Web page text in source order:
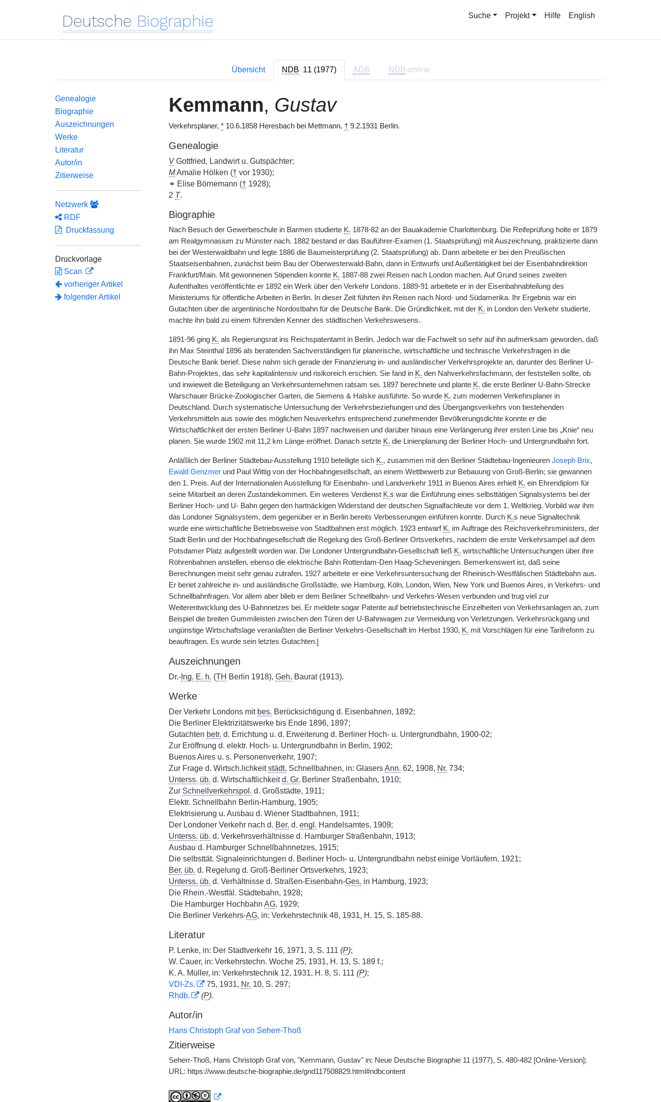
Deutsche Biographie Suche Projekt Hilfe English
Übersicht NDB 11 (1977) ADB NDB-online
Genealogie
Biographie
Auszeichnungen
Werke
Literatur
Autor/in
Zitierweise
Netzwerk
RDF
Druckfassung
Druckvorlage
Scan
vorheriger Artikel
folgender Artikel
Kemmann, Gustav
Verkehrsplaner, *10.6.1858 Heresbach bei Mettmann, †9.2.1931 Berlin.
Genealogie
VGottfried, Landwirt u. Gutspächter;
MAmalie Hölken († vor 1930);
⚭ Elise Börnemann († 1928);
2 T.
Biographie
Nach Besuch der Gewerbeschule in Barmen studierte K. 1878-82 an der Bauakademie Charlottenburg. Die Reifeprüfung holte er 1879
am Realgymnasium zu Münster nach. 1882 bestand er das Bauführer-Examen (1. Staatsprüfung) mit Auszeichnung, praktizierte dann
bei der Westerwaldbahn und legte 1886 die Baumeisterprüfung (2. Staatsprüfung) ab. Dann arbeitete er bei den Preußischen
Staatseisenbahnen, zunächst beim Bau der Oberwesterwald-Bahn, dann in Entwurfs und Außentätigkeit bei der Eisenbahndirektion
Frankfurt/Main. Mit gewonnenen Stipendien konnte K. 1887-88 zwei Reisen nach London machen. Auf Grund seines zweiten
Aufenthaltes veröffentlichte er 1892 ein Werk über den Verkehr Londons. 1889-91 arbeitete er in der Eisenbahnabteilung des
Ministeriums für öffentliche Arbeiten in Berlin. In dieser Zeit führten ihn Reisen nach Nord- und Südamerika. Ihr Ergebnis war ein
Gutachten über die argentinische Nordostbahn für die Deutsche Bank. Die Gründlichkeit, mit der K. in London den Verkehr studierte,
machte ihn bald zu einem führenden Kenner des städtischen Verkehrswesens.
1891-96 ging K. als Regierungsrat ins Reichspatentamt in Berlin. Jedoch war die Fachwelt so sehr auf ihn aufmerksam geworden, daß
ihn Max Steinthal 1896 als beratenden Sachverständigen für planerische, wirtschaftliche und technische Verkehrsfragen in die
Deutsche Bank berief. Diese nahm sich gerade der Finanzierung in- und ausländischer Verkehrsprojekte an, darunter des Berliner U-
Bahn-Projektes, das sehr kapitalintensiv und risikoreich erschien. Sie fand in K. den Nahverkehrsfachmann, der feststellen sollte, ob
und inwieweit die Beteiligung an Verkehrsunternehmen ratsam sei. 1897 berechnete und plante K. die erste Berliner U-Bahn-Strecke
Warschauer Brücke-Zoologischer Garten, die Siemens & Halske ausführte. So wurde K. zum modernen Verkehrsplaner in
Deutschland. Durch systematische Untersuchung der Verkehrsbeziehungen und des Übergangsverkehrs von bestehenden
Verkehrsmitteln aus sowie des möglichen Neuverkehrs entsprechend zunehmender Bevölkerungsdichte konnte er die
Wirtschaftlichkeit der ersten Berliner U-Bahn 1897 nachweisen und darüber hinaus eine Verlängerung ihrer ersten Linie bis „Knie“ neu
planen. Sie wurde 1902 mit 11,2 km Länge eröffnet. Danach setzte K. die Linienplanung der Berliner Hoch- und Untergrundbahn fort.
Anläßlich der Berliner Städtebau-Ausstellung 1910 beteiligte sich K., zusammen mit den Berliner Städtebau-Ingenieuren Joseph Brix,
Ewald Genzmerund Paul Wittig von der Hochbahngesellschaft, an einem Wettbewerb zur Bebauung von Groß-Berlin; sie gewannen
den 1. Preis. Auf der Internationalen Ausstellung für Eisenbahn- und Landverkehr 1911 in Buenos Aires erhielt K. ein Ehrendiplom für
seine Mitarbeit an deren Zustandekommen. Ein weiteres Verdienst K.s war die Einführung eines selbsttätigen Signalsystems bei der
Berliner Hoch- und U- Bahn gegen den hartnäckigen Widerstand der deutschen Signalfachleute vor dem 1. Weltkrieg. Vorbild war ihm
das Londoner Signalsystem, dem gegenüber er in Berlin bereits Verbesserungen einführen konnte. Durch K.s neue Signaltechnik
wurde eine wirtschaftliche Betriebsweise von Stadtbahnen erst möglich. 1923 entwarf K. im Auftrage des Reichsverkehrsministers, der
Stadt Berlin und der Hochbahngesellschaft die Regelung des Groß-Berliner Ortsverkehrs, nachdem die erste Verkehrsampel auf dem
Potsdamer Platz aufgestellt worden war. Die Londoner Untergrundbahn-Gesellschaft ließ K. wirtschaftliche Untersuchungen über ihre
Röhrenbahnen anstellen, ebenso die elektrische Bahn Rotterdam-Den Haag-Scheveningen. Bemerkenswert ist, daß seine
Berechnungen meist sehr genau zutrafen. 1927 arbeitete er eine Verkehrsuntersuchung der Rheinisch-Westfälischen Städtebahn aus.
Er beriet zahlreiche in- und ausländische Großstädte, wie Hamburg, Köln, London, Wien, New York und Buenos Aires, in Verkehrs- und
Schnellbahnfragen. Vor allem aber blieb er dem Berliner Schnellbahn- und Verkehrs-Wesen verbunden und trug viel zur
Weiterentwicklung des U-Bahnnetzes bei. Er meldete sogar Patente auf betriebstechnische Einzelheiten von Verkehrsanlagen an, zum
Beispiel die breiten Gummileisten zwischen den Türen der U-Bahnwagen zur Vermeidung von Verletzungen. Verkehrsrückgang und
ungünstige Wirtschaftslage veranlaßten die Berliner Verkehrs-Gesellschaft im Herbst 1930, K. mit Vorschlägen für eine Tarifreform zu
beauftragen. Es wurde sein letztes Gutachten.
Auszeichnungen
Dr.-Ing. E. h. (TH Berlin 1918), Geh. Baurat (1913).
Werke
Der Verkehr Londons mit bes. Berücksichtigung d. Eisenbahnen, 1892;
Die Berliner Elektrizitätswerke bis Ende 1896, 1897;
Gutachten betr. d. Errichtung u. d. Erweiterung d. Berliner Hoch- u. Untergrundbahn, 1900-02;
Zur Eröffnung d. elektr. Hoch- u. Untergrundbahn in Berlin, 1902;
Buenos Aires u. s. Personenverkehr, 1907;
Zur Frage d. Wirtsch.lichkeitstädt. Schnellbahnen, in: GlasersAnn. 62, 1908, Nr. 734;
Unterss. üb. d. Wirtschaftlichkeitd. Gr. Berliner Straßenbahn, 1910;
Zur Schnellverkehrspol. d. Großstädte, 1911;
Elektr. Schnellbahn Berlin-Hamburg, 1905;
Elektrisierung u. Ausbau d. Wiener Stadtbahnen, 1911;
Der Londoner Verkehr nach d. Ber. d. engl. Handelsamtes, 1909;
Unterss. üb. d. Verkehrsverhältnisse d. Hamburger Straßenbahn, 1913;
Ausbau d. Hamburger Schnellbahnnetzes, 1915;
Die selbsttät. Signaleinrichtungen d. Berliner Hoch- u. Untergrundbahn nebst einige Vorläufern, 1921;
Ber. üb. d. Regelung d. Groß-Berliner Ortsverkehrs, 1923;
Unterss. üb. d. Verhältnisse d. Straßen-Eisenbahn-Ges. in Hamburg, 1923;
Die Rhein.-Westfäl. Städtebahn, 1928;
Die Hamburger Hochbahn AG, 1929;
Die Berliner Verkehrs-AG, in: Verkehrstechnik 48, 1931, H. 15, S. 185-88.
Literatur
P. Lenke, in: Der Stadtverkehr 16, 1971, 3, S. 111 (P);
W. Cauer, in: Verkehrstechn. Woche 25, 1931, H. 13, S. 189 f.;
K. A. Müller, in: Verkehrstechnik 12, 1931, H. 8, S. 111 (P);
VDI-Zs.
75, 1931, Nr. 10, S. 297;
Rhdb.
(P).
Autor/in
Hans Christoph Graf von Seherr-Thoß
Zitierweise
Seherr-Thoß, Hans Christoph Graf von, "Kemmann, Gustav" in: Neue Deutsche Biographie 11 (1977), S. 480-482 [Online-Version];
URL: https://www.deutsche-biographie.de/gnd117508829.html#ndbcontent